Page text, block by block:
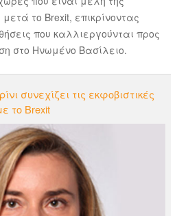
το Brexit, επικρίνοντας
που καλλιεργούνται προς
στο Ηνωμένο Βασίλειο.
συνεχίζει τις εκφοβιστικές
το Brexit